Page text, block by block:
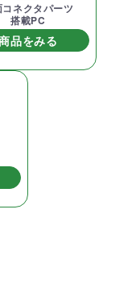
ネクタパーツ
搭載PC
品をみる